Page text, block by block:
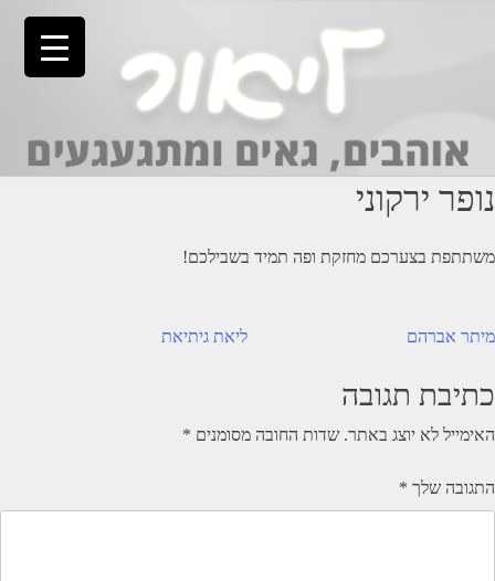
נופר ירקוני
משתתפת בצערכם מחזקת ופה תמיד בשבילכם!
ניווט ליאת גיתיאת מיתר אברהם
כתיבת תגובה
האימייל לא יוצג באתר. שדות החובה מסומנים *
התגובה שלך *